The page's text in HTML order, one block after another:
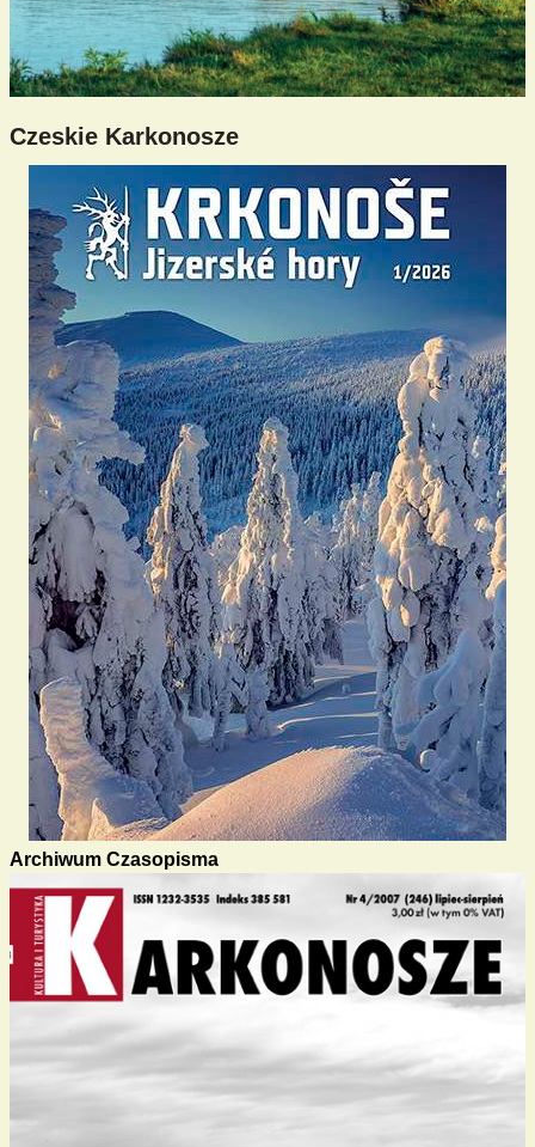
Czeskie Karkonosze
Archiwum Czasopisma